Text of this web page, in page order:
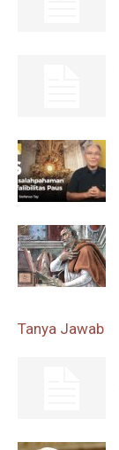
Tanya Jawab